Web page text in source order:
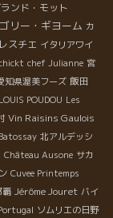
ンド・モット
リー・ギヨーム カ
スチエ イタリアワイ
chef Julianne 宮
知県渥美フーズ 飯田
POUDOU Les
Vin Raisins Gaulois
北アルデッシ
Château Ausone サカ
Cuvee Printemps
覇 Jérôme Jouret バイ
ソムリエの日野